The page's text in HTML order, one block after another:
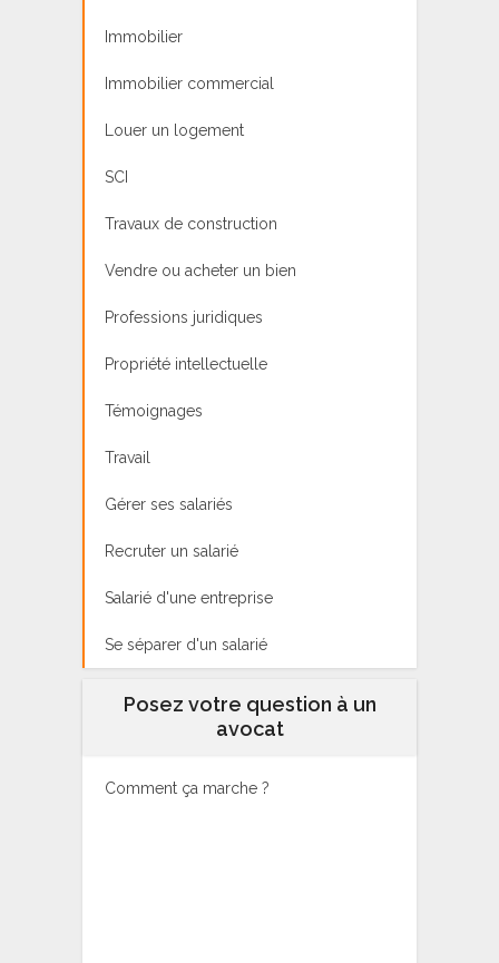
Immobilier
Immobilier commercial
Louer un logement
SCI
Travaux de construction
Vendre ou acheter un bien
Professions juridiques
Propriété intellectuelle
Témoignages
Travail
Gérer ses salariés
Recruter un salarié
Salarié d'une entreprise
Se séparer d'un salarié
Posez votre question à un
avocat
Comment ça marche ?